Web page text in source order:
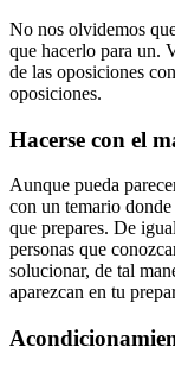
No nos olvidemos
que hacerlo para un.
de las oposiciones
oposiciones.
Hacerse con el
Aunque pueda
con un temario
que prepares. De
personas que
solucionar, de tal
aparezcan en tu